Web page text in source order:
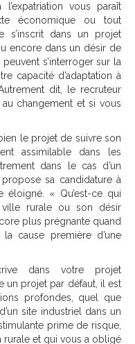
vous paraît
économique ou tout
s’inscrit dans un projet
encore dans un désir de
s’interroger sur la
capacité d’adaptation à
dit, le recruteur
changement et si vous
le projet de suivre son
assimilable dans les
dans le cas d’un
sa candidature à
« Qu’est-ce qui
rurale ou son désir
plus prégnante quand
cause première d’une
dans votre projet
un projet par défaut, il est
profondes, quel que
site industriel dans un
prime de risque,
et qui vous a obligé